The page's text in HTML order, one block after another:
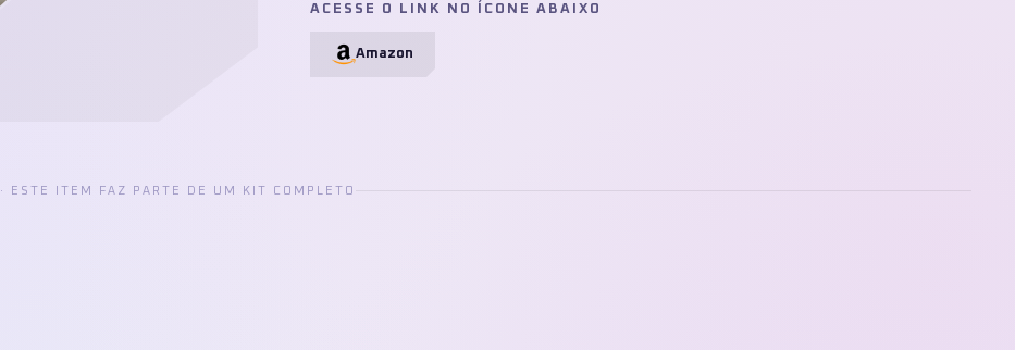
ACESSE O LINK NO ÍCONE ABAIXO
Amazon
· ESTE ITEM FAZ PARTE DE UM KIT COMPLETO